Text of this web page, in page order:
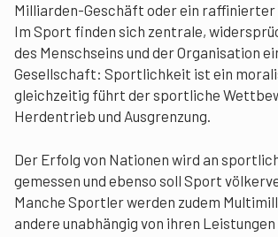
Milliarden-Geschäft oder ein raffinierter
Im Sport finden sich zentrale,
des Menschseins und der Organisation
Gesellschaft: Sportlichkeit ist ein
gleichzeitig führt der sportliche
Herdentrieb und Ausgrenzung.
Der Erfolg von Nationen wird an
gemessen und ebenso soll Sport
Manche Sportler werden zudem
andere unabhängig von ihren